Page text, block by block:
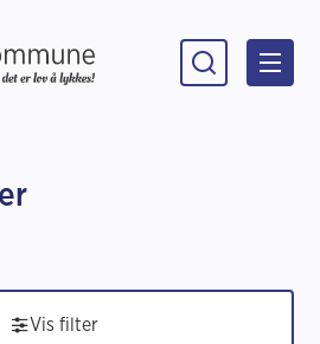
Vis filter